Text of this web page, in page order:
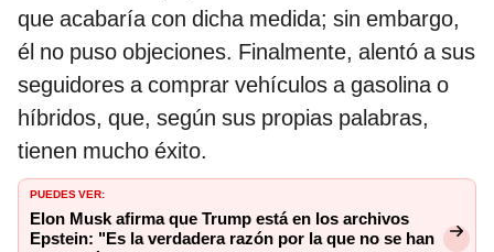
que acabaría con dicha medida; sin embargo,
él no puso objeciones. Finalmente, alentó a sus
seguidores a comprar vehículos a gasolina o
híbridos, que, según sus propias palabras,
tienen mucho éxito.
PUEDES VER:
Elon Musk afirma que Trump está en los archivos
Epstein: "Es la verdadera razón por la que no se han